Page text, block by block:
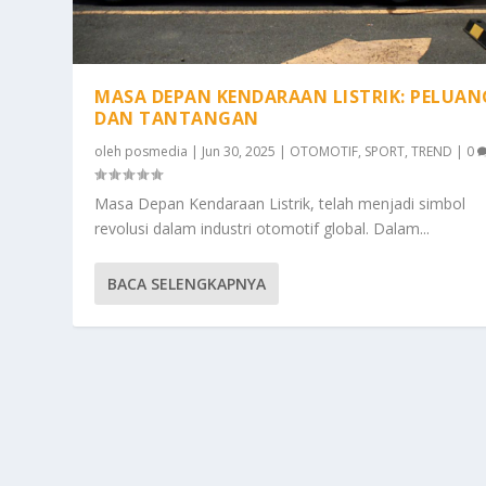
MASA DEPAN KENDARAAN LISTRIK:
DAN TANTANGAN
oleh posmedia | Jun 30, 2025 | OTOMOTIF, SPORT,TREND | 0
Masa Depan Kendaraan Listrik, telah menjadi simbol
revolusi dalam industri otomotif global. Dalam...
BACA SELENGKAPNYA